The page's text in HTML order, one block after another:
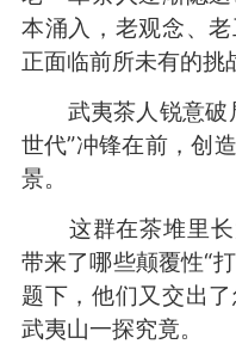
本涌入，老观念、
正面临前所未有的挑
武夷茶人锐意破
世代”冲锋在前，创
景。
这群在茶堆里长
带来了哪些颠覆性“
题下，他们又交出
武夷山一探究竟。